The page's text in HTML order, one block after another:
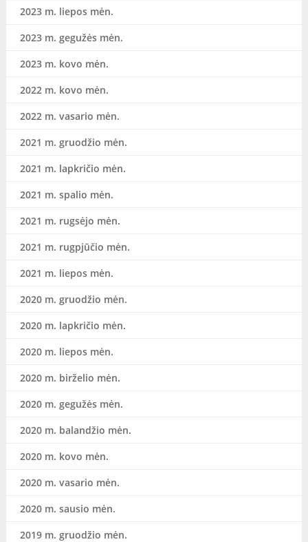
2023 m. liepos mėn.
2023 m. gegužės mėn.
2023 m. kovo mėn.
2022 m. kovo mėn.
2022 m. vasario mėn.
2021 m. gruodžio mėn.
2021 m. lapkričio mėn.
2021 m. spalio mėn.
2021 m. rugsėjo mėn.
2021 m. rugpjūčio mėn.
2021 m. liepos mėn.
2020 m. gruodžio mėn.
2020 m. lapkričio mėn.
2020 m. liepos mėn.
2020 m. birželio mėn.
2020 m. gegužės mėn.
2020 m. balandžio mėn.
2020 m. kovo mėn.
2020 m. vasario mėn.
2020 m. sausio mėn.
2019 m. gruodžio mėn.